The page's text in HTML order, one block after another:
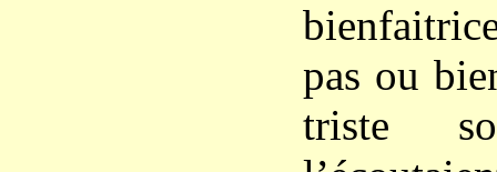
pas ou
triste